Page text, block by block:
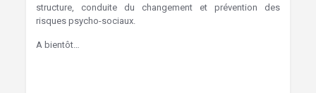
structure, conduite du changement et prévention des
risques psycho-sociaux.
A bientôt…